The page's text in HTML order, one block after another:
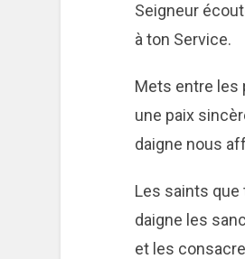
Seigneur
à ton Service.
Mets entre les
une paix
daigne nous
Les saints que
daigne les
et les